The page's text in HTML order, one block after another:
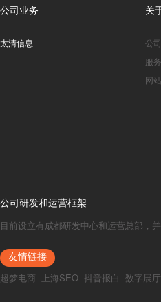
公司业务
太清信息
关
公
服
网
公司研发和运营框架
目前设立有成都研发中心和运营总部，
友情链接
超梦电商 上海SEO 抖音报白 数字展厅